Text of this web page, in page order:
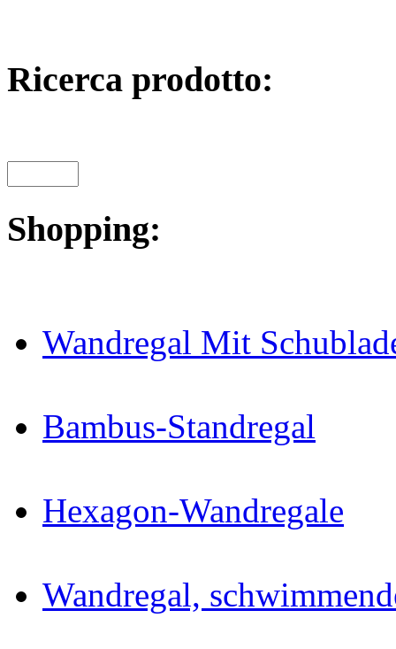
Ricerca prodotto:
Shopping:
Wandregal Mit
Bambus-Standregal
Hexagon-Wandregale
Wandregal,